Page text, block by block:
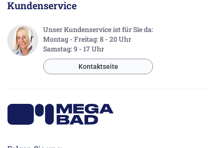
Kundenservice
Unser Kundenservice ist für Sie da:
Montag - Freitag: 8 - 20 Uhr
Samstag: 9 - 17 Uhr
Kontaktseite